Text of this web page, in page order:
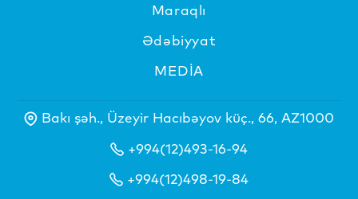
Maraqlı
Ədəbiyyat
MEDİA
Bakı şəh., Üzeyir Hacıbəyov küç., 66, AZ1000
+994(12)493-16-94
+994(12)498-19-84